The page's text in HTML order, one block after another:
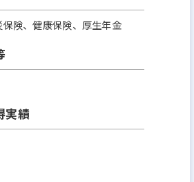
険、健康保険、厚生年金
実績